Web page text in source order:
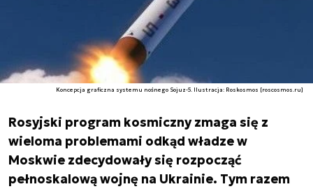
Koncepcja graficzna systemu nośnego Sojuz-5. Ilustracja: Roskosmos [roscosmos.ru]
Rosyjski program kosmiczny zmaga się z
wieloma problemami odkąd władze w
Moskwie zdecydowały się rozpocząć
pełnoskalową wojnę na Ukrainie. Tym razem